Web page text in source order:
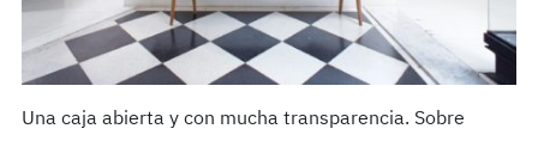
Una caja abierta y con mucha transparencia. Sobre